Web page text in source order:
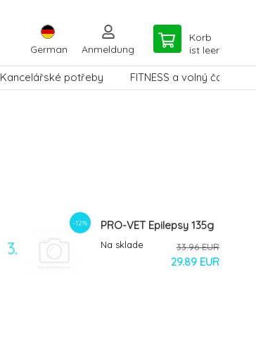
German Anmeldung
Korb
ist leer
Kancelářské potřeby FITNESS a volný čas
3.
-12% PRO-VET Epilepsy 135g
Na sklade 33.96 EUR
29.89 EUR